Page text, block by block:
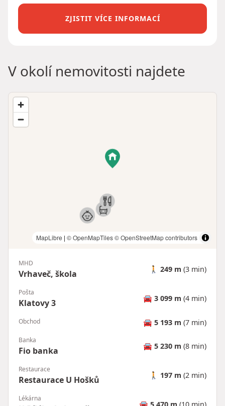
ZJISTIT VÍCE INFORMACÍ
V okolí nemovitosti najdete
MapLibre | © OpenMapTiles© OpenStreetMap contributors
MHD
Vrhaveč, škola 🚶 249 m (3 min)
Pošta
Klatovy 3 🚘 3 099 m (4 min)
Obchod 🚘 5 193 m (7 min)
Banka
Fio banka 🚘 5 230 m (8 min)
Restaurace
Restaurace U Hošků 🚶 197 m (2 min)
Lékárna